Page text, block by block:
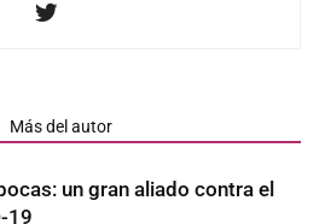
Más del autor
un gran aliado contra el
19